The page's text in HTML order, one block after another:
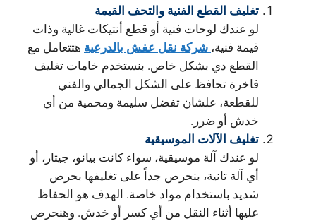
تغليف القطع الفنية والتحف القيمة
لو عندك لوحات فنية أو قطع أنتيكات غالية وذات
قيمة فنية، شركة نقل عفش بالدرعية هتتعامل مع
القطع دي بشكل خاص. بنستخدم خامات تغليف
فاخرة تحافظ على الشكل الجمالي والفني
للقطعة، علشان تفضل سليمة ومحمية من أي
خدش أو ضرر.
تغليف الآلات الموسيقية
لو عندك آلة موسيقية، سواء كانت بيانو، جيتار، أو
أي آلة تانية، بنحرص جداً على تغليفها بحرص
شديد باستخدام مواد خاصة. الهدف هو الحفاظ
عليها أثناء النقل من أي كسر أو خدش. وهنحرص